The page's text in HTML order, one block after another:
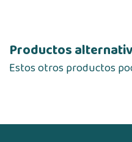
Productos
Estos otros productos